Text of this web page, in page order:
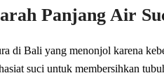
Panjang Air
di Bali yang menonjol karena
suci untuk membersihkan